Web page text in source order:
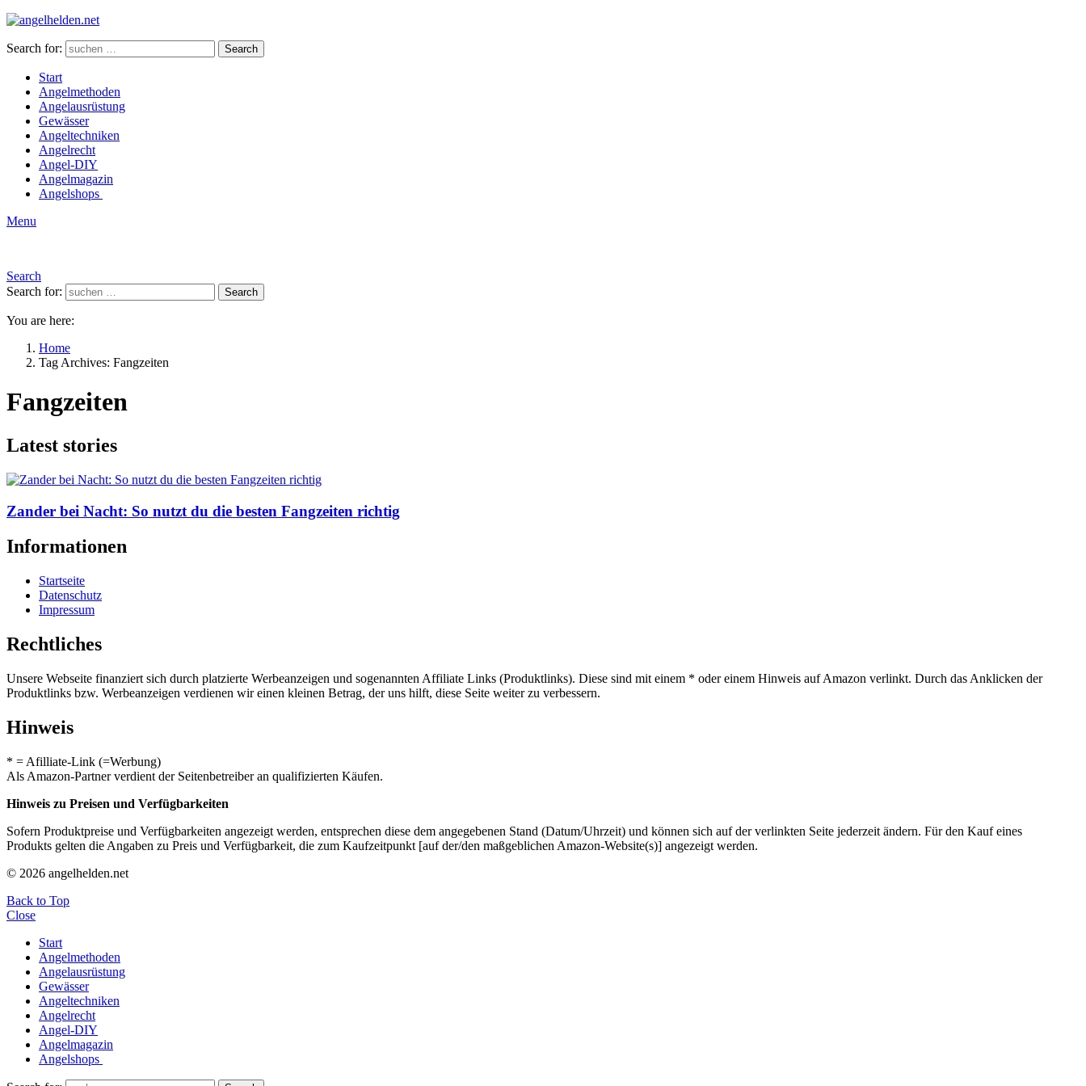
Search for: Search
Start
Angelmethoden
Angelausrüstung
Gewässer
Angeltechniken
Angelrecht
Angel-DIY
Angelmagazin
Angelshops
Menu
Search
Search for:
Search
You are here:
Home
Tag Archives: Fangzeiten
Fangzeiten
Latest stories
Zander bei Nacht: So nutzt du die besten Fangzeiten richtig
Informationen
Startseite
Datenschutz
Impressum
Rechtliches
Unsere Webseite finanziert sich durch platzierte Werbeanzeigen und sogenannten Affiliate Links (Produktlinks). Diese sind mit einem * oder einem Hinweis auf Amazon verlinkt. Durch das Anklicken der
Produktlinks bzw. Werbeanzeigen verdienen wir einen kleinen Betrag, der uns hilft, diese Seite weiter zu verbessern.
Hinweis
* = Afilliate-Link (=Werbung)
Als Amazon-Partner verdient der Seitenbetreiber an qualifizierten Käufen.
Hinweis zu Preisen und Verfügbarkeiten
Sofern Produktpreise und Verfügbarkeiten angezeigt werden, entsprechen diese dem angegebenen Stand (Datum/Uhrzeit) und können sich auf der verlinkten Seite jederzeit ändern. Für den Kauf eines
Produkts gelten die Angaben zu Preis und Verfügbarkeit, die zum Kaufzeitpunkt [auf der/den maßgeblichen Amazon-Website(s)] angezeigt werden.
© 2026 angelhelden.net
Back to Top
Close
Start
Angelmethoden
Angelausrüstung
Gewässer
Angeltechniken
Angelrecht
Angel-DIY
Angelmagazin
Angelshops